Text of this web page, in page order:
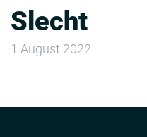
Slecht
1 August 2022